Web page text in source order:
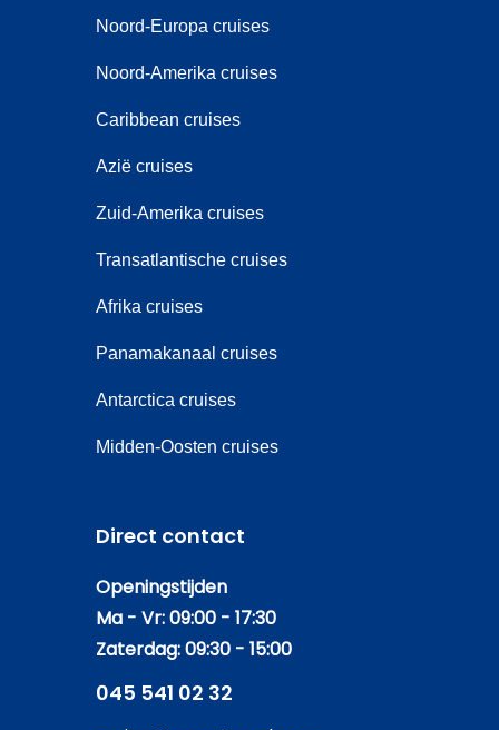
Noord-Europa cruises
Noord-Amerika cruises
Caribbean cruises
Azië cruises
Zuid-Amerika cruises
Transatlantische cruises
Afrika cruises
Panamakanaal cruises
Antarctica cruises
Midden-Oosten cruises
Direct contact
Openingstijden
Ma - Vr: 09:00 - 17:30
Zaterdag: 09:30 - 15:00
045 541 02 32